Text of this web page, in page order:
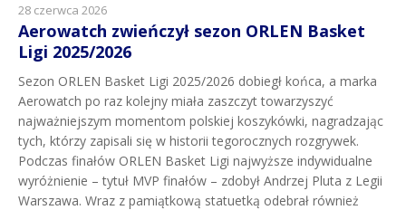
28 czerwca 2026
Aerowatch zwieńczył sezon ORLEN Basket
Ligi 2025/2026
Sezon ORLEN Basket Ligi 2025/2026 dobiegł końca, a marka
Aerowatch po raz kolejny miała zaszczyt towarzyszyć
najważniejszym momentom polskiej koszykówki, nagradzając
tych, którzy zapisali się w historii tegorocznych rozgrywek.
Podczas finałów ORLEN Basket Ligi najwyższe indywidualne
wyróżnienie – tytuł MVP finałów – zdobył Andrzej Pluta z Legii
Warszawa. Wraz z pamiątkową statuetką odebrał również